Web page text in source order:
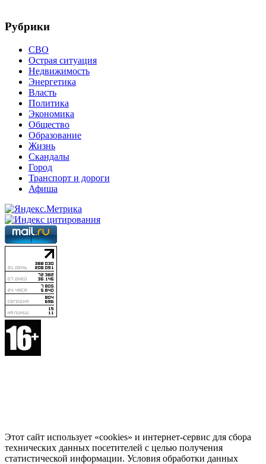
Рубрики
СВО
Острая ситуация
Недвижимость
Энергетика
Власть
Политика
Экономика
Общество
Образование
Жизнь
Скандалы
Город
Транспорт и дороги
Афиша
Этот сайт использует «cookies» и интернет-сервис для сбора
технических данных посетителей с целью получения
статистической информации. Условия обработки данных